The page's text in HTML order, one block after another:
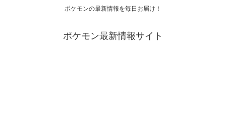
ポケモンの最新情報を毎日お届け！
ポケモン最新情報サイト